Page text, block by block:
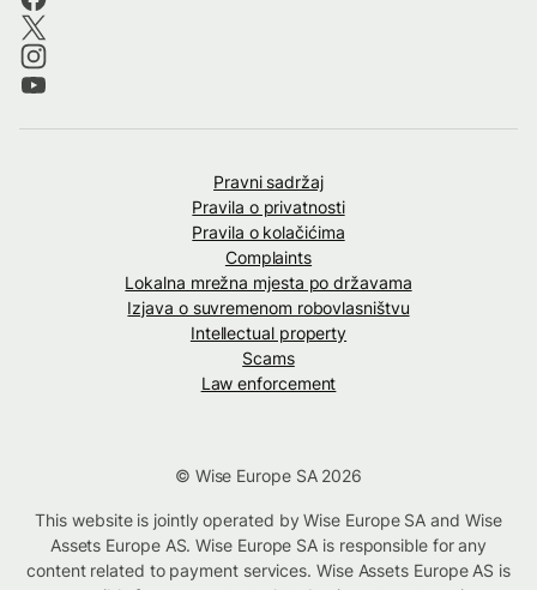
Pravni sadržaj
Pravila o privatnosti
Pravila o kolačićima
Complaints
Lokalna mrežna mjesta po državama
Izjava o suvremenom robovlasništvu
Intellectual property
Scams
Law enforcement
© Wise Europe SA 2026
This website is jointly operated by Wise Europe SA and Wise
Assets Europe AS. Wise Europe SA is responsible for any
content related to payment services. Wise Assets Europe AS is